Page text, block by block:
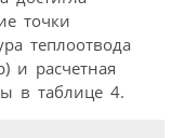
точки
теплоотвода
и расчетная
в таблице 4.